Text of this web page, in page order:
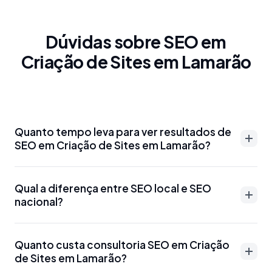
Dúvidas sobre SEO em
Criação de Sites em Lamarão
Quanto tempo leva para ver resultados de
SEO em Criação de Sites em Lamarão?
podem aparecer entre 3-6 meses para palavras-
chave menos competitivas. Para termos mais
disputados como 'advogado Criação de Sites em
Lamarão' ou 'dentista Criação de Sites em
Lamarão', o prazo pode ser de 6-12 meses.
Qual a diferença entre SEO local e SEO
nacional?
aparecer para buscas específicas da região, como
'SEO Criação de Sites em Lamarão' ou 'marketing
Quanto custa consultoria SEO em Criação
de Sites em Lamarão?